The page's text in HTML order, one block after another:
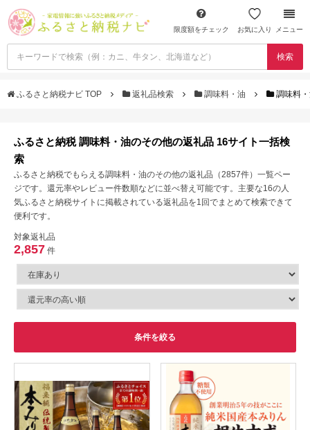
限度額をチェック お気に入り メニュー
検索
ふるさと納税ナビ TOP 返礼品検索 調味料・油 調味料
ふるさと納税 調味料・油のその他の返礼品 16サイト一括検
索
ふるさと納税でもらえる調味料・油のその他の返礼品（2857件）一覧ペー
ジです。還元率やレビュー件数順などに並べ替え可能です。主要な16の人
気ふるさと納税サイトに掲載されている返礼品を1回でまとめて検索できて
便利です。
対象返礼品
2,857 件
条件を絞る